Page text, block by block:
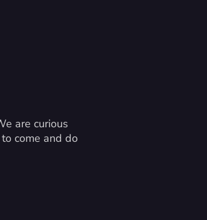
are curious
come and do